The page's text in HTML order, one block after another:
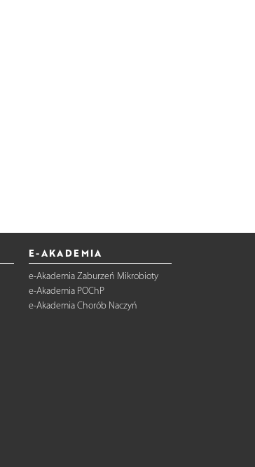
E-AKADEMIA
e-Akademia Zaburzeń Mikrobioty
e-Akademia POChP
e-Akademia Chorób Naczyń